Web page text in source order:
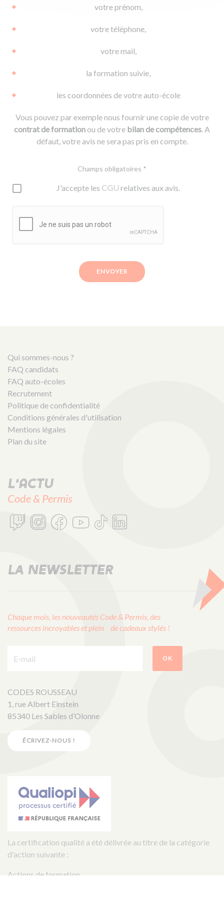
votre prénom,
votre téléphone,
votre mail,
la formation suivie,
les coordonnées de votre auto-école
Vous pouvez par exemple nous fournir une copie de votre
contrat de formationou de votre bilan de compétences. A
défaut, votre avis ne sera pas pris en compte.
Champs obligatoires *
J'accepte les CGUrelatives aux avis.
ENVOYER
Qui sommes-nous ?
FAQ candidats
FAQ auto-écoles
Recrutement
Politique de confidentialité
Conditions générales d'utilisation
Mentions légales
Plan du site
L'actu
Code & Permis
LA NEWSLETTER
Chaque mois, les nouveautés Code & Permis, des
ressources incroyables et plein de cadeaux stylés !
OK
CODES ROUSSEAU
1, rue Albert Einstein
85340 Les Sables d’Olonne
ÉCRIVEZ-NOUS !
La certification qualité a été délivrée au titre de la catégorie
d'action suivante :
Actions de formation